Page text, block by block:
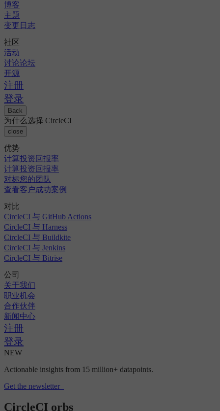
博客
主题
变更日志
社区
活动
讨论论坛
开源
注册
登录
Back
为什么选择 CircleCI
close
优势
计算投资回报率
计算投资回报率
对标您的团队
查看客户成功案例
对比
CircleCI 与 GitHub Actions
CircleCI 与 Harness
CircleCI 与 Buildkite
CircleCI 与 Jenkins
CircleCI 与 Bitrise
公司
关于我们
职业机会
合作伙伴
新闻中心
注册
登录
NEW
Actionable insights from 15 million+ datapoints.
Get the newsletter
CircleCI orbs